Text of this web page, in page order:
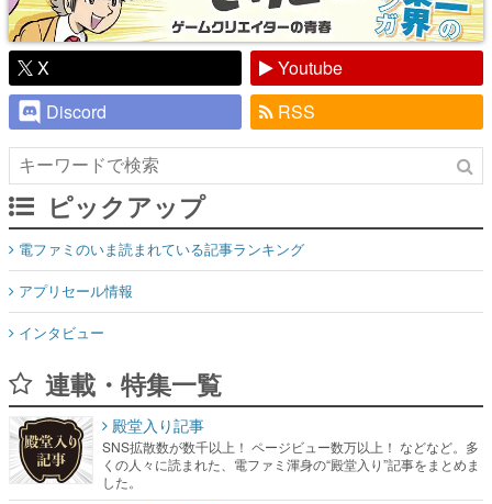
X
Youtube
Discord
RSS
ピックアップ
電ファミのいま読まれている記事ランキング
アプリセール情報
インタビュー
連載・特集一覧
殿堂入り記事
SNS拡散数が数千以上！ ページビュー数万以上！ などなど。多
くの人々に読まれた、電ファミ渾身の“殿堂入り”記事をまとめま
した。